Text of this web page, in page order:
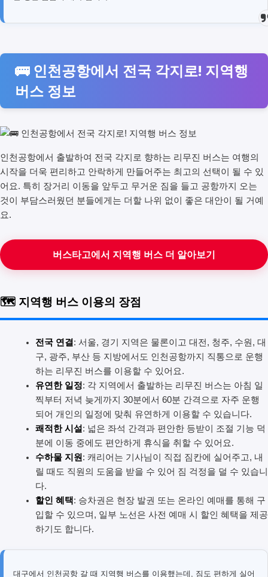
🚌 인천공항에서 전국 각지로! 지역행
버스 정보
인천공항에서 출발하여 전국 각지로 향하는 리무진 버스는 여행의
시작을 더욱 편리하고 안락하게 만들어주는 최고의 선택이 될 수 있
어요. 특히 장거리 이동을 앞두고 무거운 짐을 들고 공항까지 오는
것이 부담스러웠던 분들에게는 더할 나위 없이 좋은 대안이 될 거예
요.
버스타고에서 지역행 버스 더 알아보기
🗺️ 지역행 버스 이용의 장점
전국 연결: 서울, 경기 지역은 물론이고 대전, 청주, 수원, 대
구, 광주, 부산 등 지방에서도 인천공항까지 직통으로 운행
하는 리무진 버스를 이용할 수 있어요.
유연한 일정: 각 지역에서 출발하는 리무진 버스는 아침 일
찍부터 저녁 늦게까지 30분에서 60분 간격으로 자주 운행
되어 개인의 일정에 맞춰 유연하게 이용할 수 있습니다.
쾌적한 시설: 넓은 좌석 간격과 편안한 등받이 조절 기능 덕
분에 이동 중에도 편안하게 휴식을 취할 수 있어요.
수하물 지원: 캐리어는 기사님이 직접 짐칸에 실어주고, 내
릴 때도 직원의 도움을 받을 수 있어 짐 걱정을 덜 수 있습니
다.
할인 혜택: 승차권은 현장 발권 또는 온라인 예매를 통해 구
입할 수 있으며, 일부 노선은 사전 예매 시 할인 혜택을 제공
하기도 합니다.
대구에서 인천공항 갈 때 지역행 버스를 이용했는데, 짐도 편하게 실어